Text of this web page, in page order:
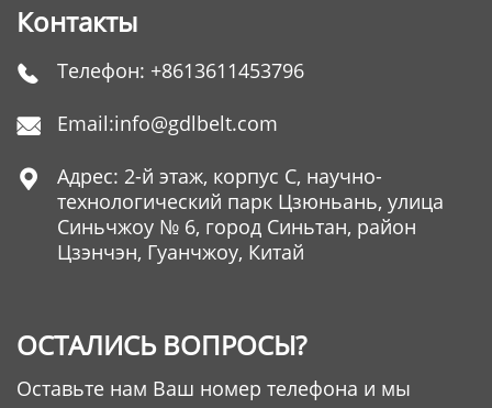
Контакты
 Телефон: +8613611453796
 Email:info@gdlbelt.com

Адрес: 2-й этаж, корпус C, научно-
технологический парк Цзюньань, улица
Синьчжоу № 6, город Синьтан, район
Цзэнчэн, Гуанчжоу, Китай
ОСТАЛИСЬ ВОПРОСЫ?
Оставьте нам Ваш номер телефона и мы